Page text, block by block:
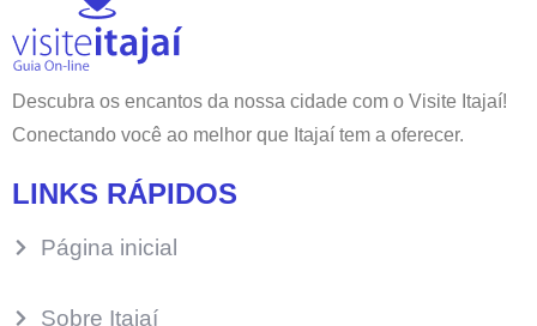
Descubra os encantos da nossa cidade com o Visite Itajaí!
Conectando você ao melhor que Itajaí tem a oferecer.
LINKS RÁPIDOS
Página inicial
Sobre Itajaí